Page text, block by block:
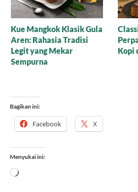
Resep Nagasari Tape,
Peluang Bisnis
Menggiurkan!
Cair
Bagikan ini:
Facebook X
Menyukai ini:
Memuat...